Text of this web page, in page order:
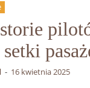
- 16 kwietnia 2025